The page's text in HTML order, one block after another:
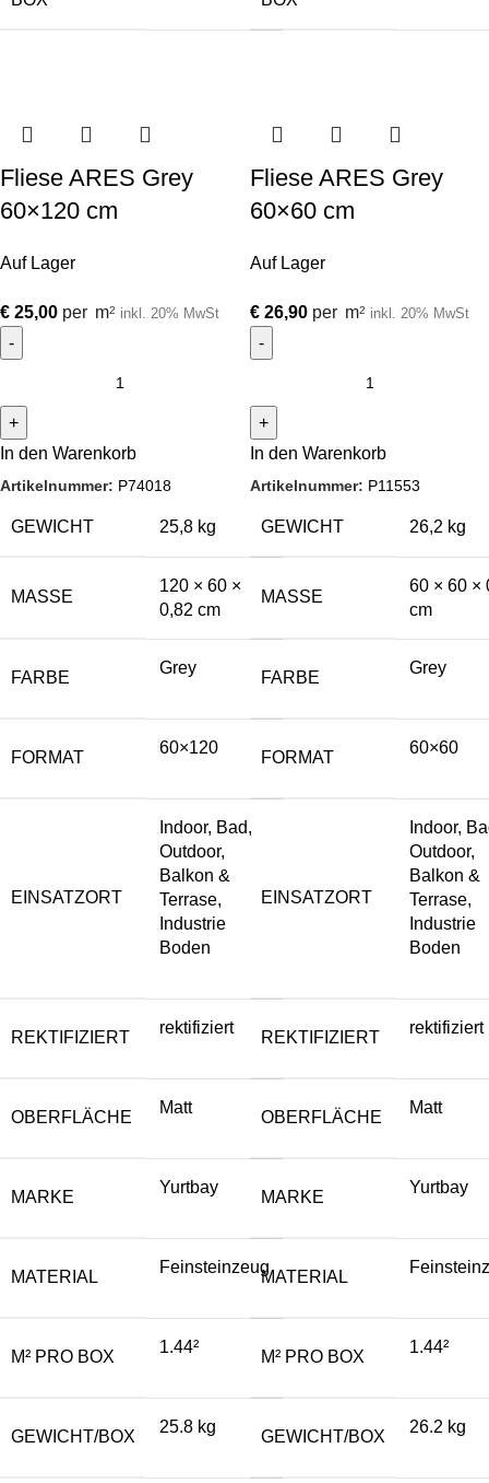
Fliese ARES Grey
60×120 cm
Auf Lager
€ 25,00 per m2 inkl. 20% MwSt
In den Warenkorb
Artikelnummer: P74018
GEWICHT 25,8 kg
MASSE
120 × 60 ×
0,82 cm
FARBE
Grey
FORMAT
60×120
EINSATZORT
Indoor, Bad,
Outdoor,
Balkon &
Terrase,
Industrie
Boden
REKTIFIZIERT
rektifiziert
OBERFLÄCHE
Matt
MARKE
Yurtbay
MATERIAL
Feinsteinzeug
M² PRO BOX
1.44²
GEWICHT/BOX
25.8 kg
Fliese ARES Grey
60×60 cm
Auf Lager
€ 26,90 per m2 inkl. 20% MwSt
In den Warenkorb
Artikelnummer: P11553
GEWICHT 26,2 kg
MASSE
60 × 60 ×
cm
FARBE
Grey
FORMAT
60×60
EINSATZORT
Indoor,
Outdoor,
Balkon &
Terrase,
Industrie
Boden
REKTIFIZIERT
rektifiziert
OBERFLÄCHE
Matt
MARKE
Yurtbay
MATERIAL
M² PRO BOX
1.44²
GEWICHT/BOX
26.2 kg